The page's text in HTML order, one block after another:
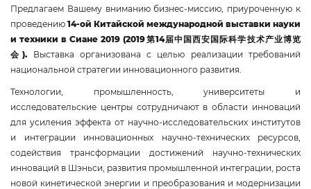
Предлагаем Вашему вниманию бизнес-миссию, приуроченную к
проведению 14-ой Китайской международной выставки науки
и техники в Сиане 2019(2019第14届中国西安国际科学技术产业博览
会). Выставка организована с целью реализации требований
национальной стратегии инновационного развития.
Технологии, промышленность, университеты и
исследовательские центры сотрудничают в области инноваций
для усиления эффекта от научно-исследовательских институтов
и интеграции инновационных научно-технических ресурсов,
содействия трансформации достижений научно-технических
инноваций в Шэньси, развития промышленной интеграции, роста
новой кинетической энергии и преобразования и модернизации